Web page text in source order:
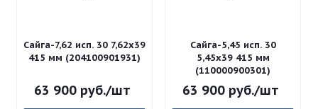
Сайга-7,62 исп. 30 7,62x39
415 мм (204100901931)
63 900руб./шт
Сайга-5,45 исп. 30
5,45x39 415 мм
(110000900301)
63 900руб./шт